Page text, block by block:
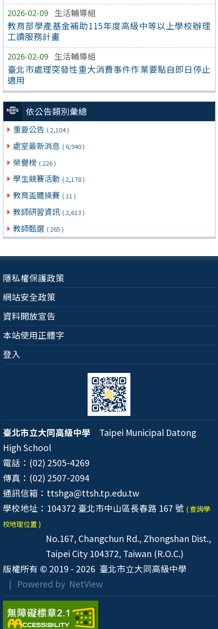
2026-02-09 生活輔導組
教育部學產基金補助115年度高級中等以上學校辦理
工讀服務計畫
2026-02-09 生活輔導組
臺北市處理突發性重大消費事件作業要點自即日停止
適用
依公告類別彙總
重要公告 ( 2,104 )
處室最新消息 ( 6,940 )
榮譽榜 ( 226 )
學生競賽活動 ( 2,178 )
教育盃體操賽 ( 11 )
教師研習資訊 ( 2,613 )
教師甄選 ( 265 )
隱私權保護政策
網站安全政策
資料開放宣告
本站使用正體字
登入
臺北市立大同高級中學 Taipei Municipal Datong
High School
電話：(02) 2505-4269
傳真：(02) 2507-2094
通訊信箱：ttshga@ttsh.tp.edu.tw
學校地址：104372 臺北市中山區長春路 167 號 ( 查詢學
校地理位置 )
No.167, Changchun Rd., Zhongshan Dist.,
Taipei City 104372, Taiwan (R.O.C.)
版權所有 © 2019 - 2026 臺北市立大同高級中學
| Powered by NetView